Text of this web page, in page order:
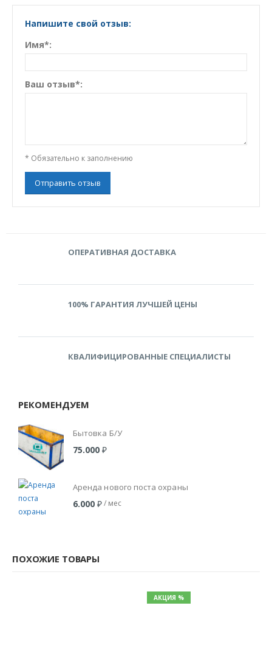
Напишите свой отзыв:
Имя*:
Ваш отзыв*:
* Обязательно к заполнению
Отправить отзыв
ОПЕРАТИВНАЯ ДОСТАВКА
100% ГАРАНТИЯ ЛУЧШЕЙ ЦЕНЫ
КВАЛИФИЦИРОВАННЫЕ СПЕЦИАЛИСТЫ
РЕКОМЕНДУЕМ
Бытовка Б/У
75.000 ₽
Аренда нового поста охраны
6.000 ₽/ мес
ПОХОЖИЕ ТОВАРЫ
АКЦИЯ %